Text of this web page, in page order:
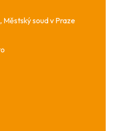
Městský soud v Praze